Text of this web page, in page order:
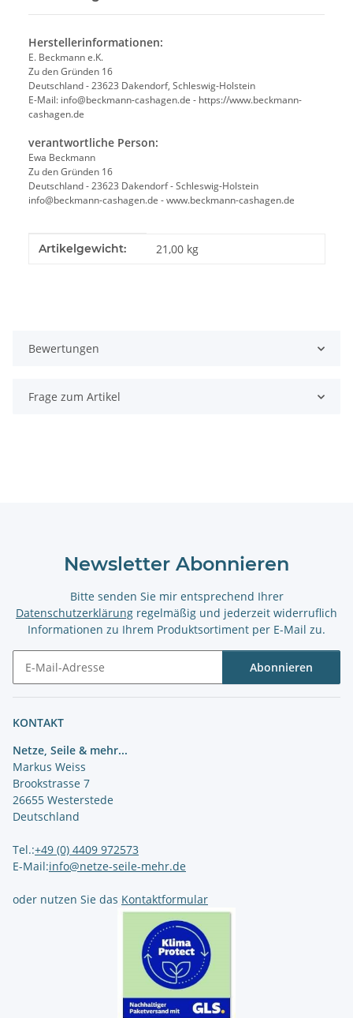
Herstellerinformationen:
E. Beckmann e.K.
Zu den Gründen 16
Deutschland - 23623 Dakendorf, Schleswig-Holstein
E-Mail: info@beckmann-cashagen.de - https://www.beckmann-
cashagen.de
verantwortliche Person:
Ewa Beckmann
Zu den Gründen 16
Deutschland - 23623 Dakendorf - Schleswig-Holstein
info@beckmann-cashagen.de - www.beckmann-cashagen.de
Produkteigenschaft
Wert
Artikelgewicht: 21,00 kg
Bewertungen
Frage zum Artikel
Newsletter Abonnieren
Bitte senden Sie mir entsprechend Ihrer
Datenschutzerklärung regelmäßig und jederzeit widerruflich
Informationen zu Ihrem Produktsortiment per E-Mail zu.
Abonnieren
KONTAKT
Netze, Seile & mehr...
Markus Weiss
Brookstrasse 7
26655 Westerstede
Deutschland
Tel.:+49 (0) 4409 972573
E-Mail:info@netze-seile-mehr.de
oder nutzen Sie das Kontaktformular